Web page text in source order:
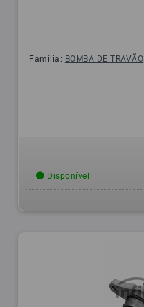
Família: BOMBA DE TRAVÃO
Disponível